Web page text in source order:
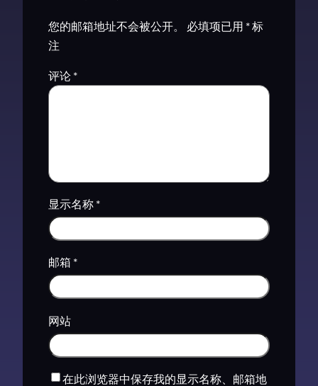
您的邮箱地址不会被公开。 必填项已用 *标
注
评论 *
显示名称 *
邮箱 *
网站
在此浏览器中保存我的显示名称、邮箱地